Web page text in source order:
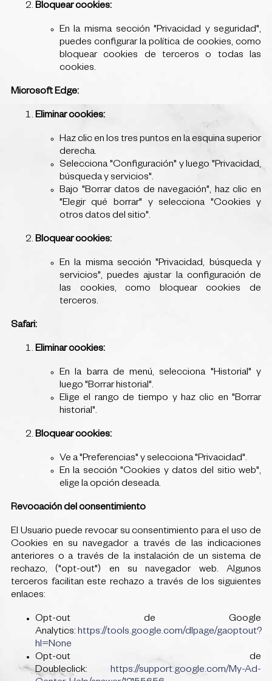
Bloquear cookies:
En la misma sección "Privacidad y seguridad",
puedes configurar la política de cookies, como
bloquear cookies de terceros o todas las
cookies.
Microsoft Edge:
Eliminar cookies:
Haz clic en los tres puntos en la esquina superior
derecha.
Selecciona "Configuración" y luego "Privacidad,
búsqueda y servicios".
Bajo "Borrar datos de navegación", haz clic en
"Elegir qué borrar" y selecciona "Cookies y
otros datos del sitio".
Bloquear cookies:
En la misma sección "Privacidad, búsqueda y
servicios", puedes ajustar la configuración de
las cookies, como bloquear cookies de
terceros.
Safari:
Eliminar cookies:
En la barra de menú, selecciona "Historial" y
luego "Borrar historial".
Elige el rango de tiempo y haz clic en "Borrar
historial".
Bloquear cookies:
Ve a "Preferencias" y selecciona "Privacidad".
En la sección "Cookies y datos del sitio web",
elige la opción deseada.
Revocación del consentimiento
El Usuario puede revocar su consentimiento para el uso de
Cookies en su navegador a través de las indicaciones
anteriores o a través de la instalación de un sistema de
rechazo, ("opt-out") en su navegador web. Algunos
terceros facilitan este rechazo a través de los siguientes
enlaces:
Opt-out de Google
Analytics: https://tools.google.com/dlpage/gaoptout?
hl=None
Opt-out de
Doubleclick:https://support.google.com/My-Ad-